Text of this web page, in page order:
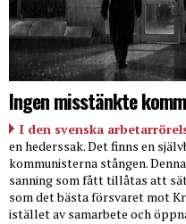
Ingen misstänkte
I den svenska
en hederssak. Det finns en
kommunisterna stången.
sanning som fått tillåtas att
som det bästa försvaret mot
istället av samarbete och